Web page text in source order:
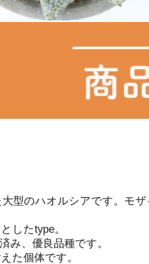
型のハオルシアです。モ
したtype。
み、優良品種です。
た個体です。